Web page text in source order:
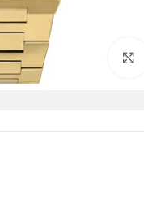
بزرگنمایی تصویر